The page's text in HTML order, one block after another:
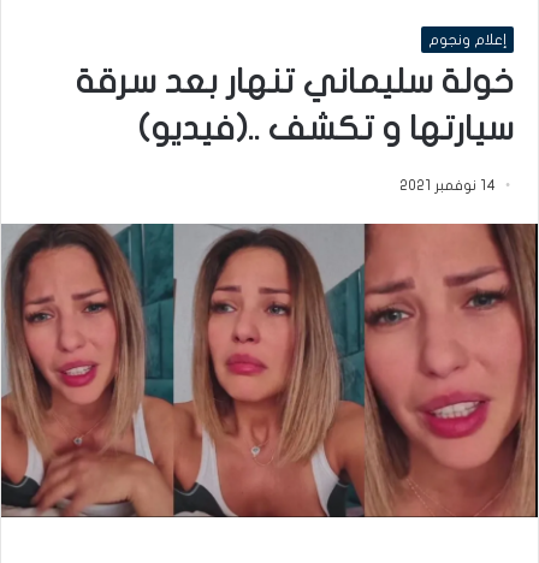
إعلام ونجوم
خولة سليماني تنهار بعد سرقة
سيارتها و تكشف ..(فيديو)
14 نوفمبر 2021